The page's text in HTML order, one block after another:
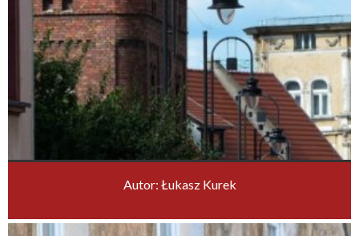
Autor: Łukasz Kurek